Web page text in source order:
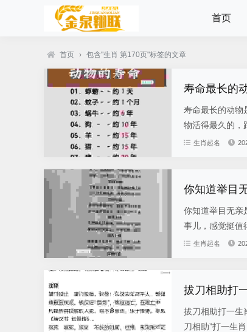
首页
首页 › 包含"生肖 第170页"标签的文章
寿命最长的
寿命最长的动物
物活得最久的，
生肖起名
你知道举目
你知道举目无亲
事儿，感觉挺值
生肖起名
拔刀相助打
拔刀相助打一生
刀相助”打一生